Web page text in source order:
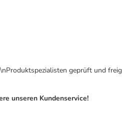
geprüft und
unseren Kundenservice!